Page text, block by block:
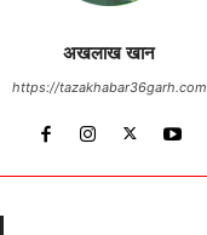
अखलाख खान
https://tazakhabar36garh.com